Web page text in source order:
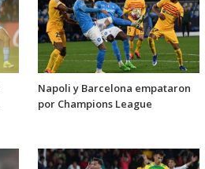
Napoli y Barcelona empataron
por Champions League